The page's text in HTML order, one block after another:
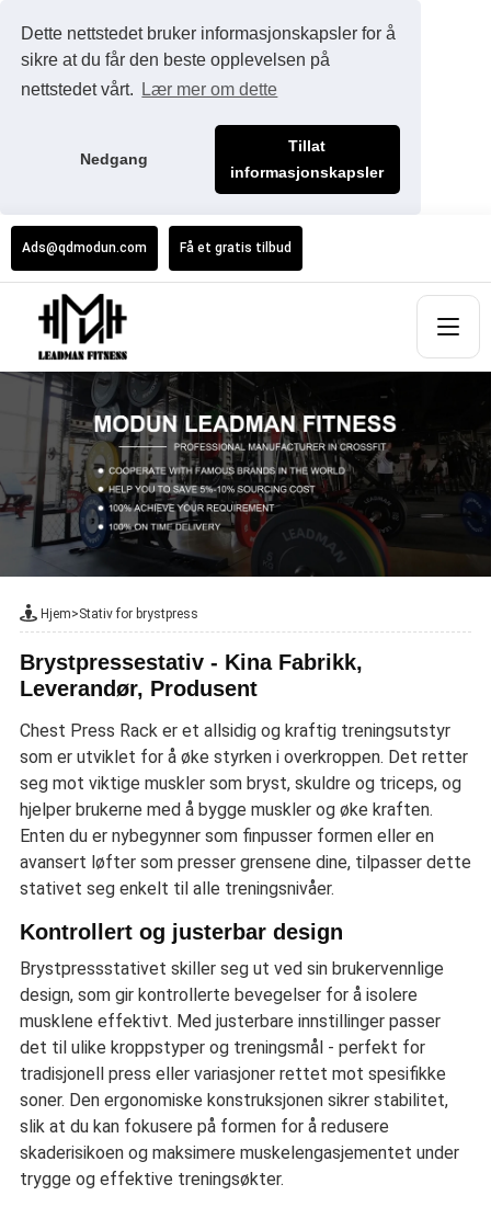
Dette nettstedet bruker informasjonskapsler for å
sikre at du får den beste opplevelsen på
nettstedet vårt.
Lær mer om dette
Nedgang
Tillat
informasjonskapsler
Ads@qdmodun.com Få et gratis tilbud
Hjem>Stativ for brystpress
Brystpressestativ - Kina Fabrikk,
Leverandør, Produsent
Chest Press Rack er et allsidig og kraftig treningsutstyr
som er utviklet for å øke styrken i overkroppen. Det retter
seg mot viktige muskler som bryst, skuldre og triceps, og
hjelper brukerne med å bygge muskler og øke kraften.
Enten du er nybegynner som finpusser formen eller en
avansert løfter som presser grensene dine, tilpasser dette
stativet seg enkelt til alle treningsnivåer.
Kontrollert og justerbar design
Brystpressstativet skiller seg ut ved sin brukervennlige
design, som gir kontrollerte bevegelser for å isolere
musklene effektivt. Med justerbare innstillinger passer
det til ulike kroppstyper og treningsmål - perfekt for
tradisjonell press eller variasjoner rettet mot spesifikke
soner. Den ergonomiske konstruksjonen sikrer stabilitet,
slik at du kan fokusere på formen for å redusere
skaderisikoen og maksimere muskelengasjementet under
trygge og effektive treningsøkter.